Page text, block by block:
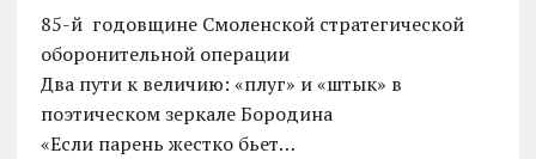
85-й годовщине Смоленской стратегической
оборонительной операции
Два пути к величию: «плуг» и «штык» в
поэтическом зеркале Бородина
«Если парень жестко бьет…